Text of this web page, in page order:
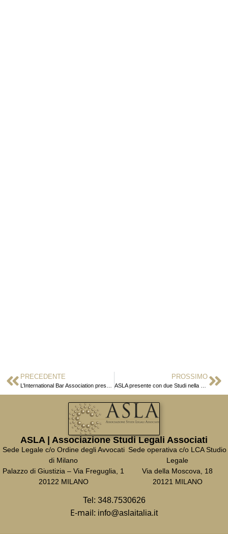
PRECEDENTE PROSSIMO
ASLA | Associazione Studi Legali Associati
Sede Legale c/o Ordine degli Avvocati
di Milano
Palazzo di Giustizia – Via Freguglia, 1
20122 MILANO
Sede operativa c/o LCA Studio
Legale
Via della Moscova, 18
20121 MILANO
Tel: 348.7530626
E-mail: info@aslaitalia.it